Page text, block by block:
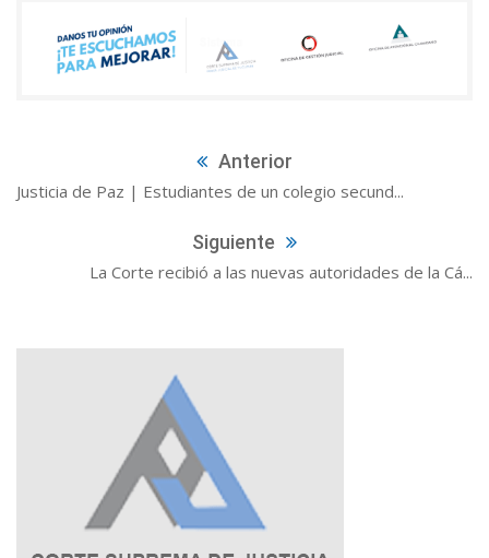
Anterior
Justicia de Paz | Estudiantes de un colegio secund...
Siguiente
La Corte recibió a las nuevas autoridades de la Cá...